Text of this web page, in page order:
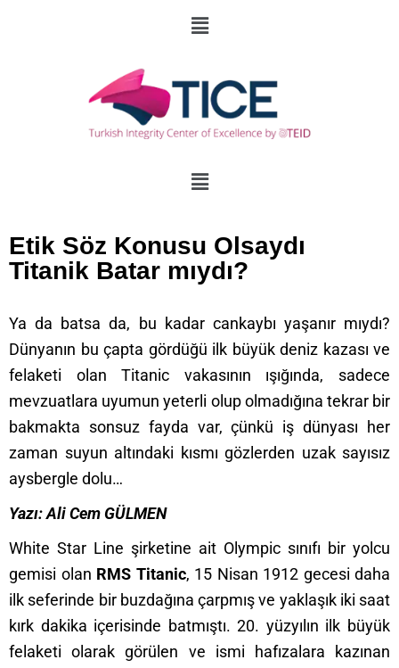
Etik Söz Konusu Olsaydı
Titanik Batar mıydı?
Ya da batsa da, bu kadar cankaybı yaşanır mıydı?
Dünyanın bu çapta gördüğü ilk büyük deniz kazası ve
felaketi olan Titanic vakasının ışığında, sadece
mevzuatlara uyumun yeterli olup olmadığına tekrar bir
bakmakta sonsuz fayda var, çünkü iş dünyası her
zaman suyun altındaki kısmı gözlerden uzak sayısız
aysbergle dolu…
Yazı: Ali Cem GÜLMEN
White Star Line şirketine ait Olympic sınıfı bir yolcu
gemisi olan RMS Titanic, 15 Nisan 1912 gecesi daha
ilk seferinde bir buzdağına çarpmış ve yaklaşık iki saat
kırk dakika içerisinde batmıştı. 20. yüzyılın ilk büyük
felaketi olarak görülen ve ismi hafızalara kazınan